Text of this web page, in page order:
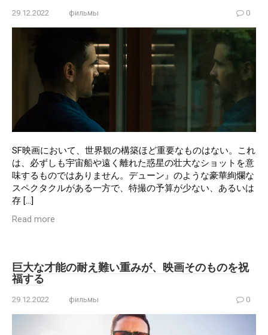
29.12.2022 фильмы 0
SF映画において、世界観の構築ほど重要なものはない。これ
は、必ずしも宇宙船や遠く離れた惑星の壮大なショットを意
味するものではありません。デューン』のような豪華絢爛な
スペクタクルがある一方で、特撮の予算が少ない、あるいは
存 […]
Read more
巨大な才能の耐え難い重みが、映画そのものを祝
福する
29.12.2022 фильмы 0